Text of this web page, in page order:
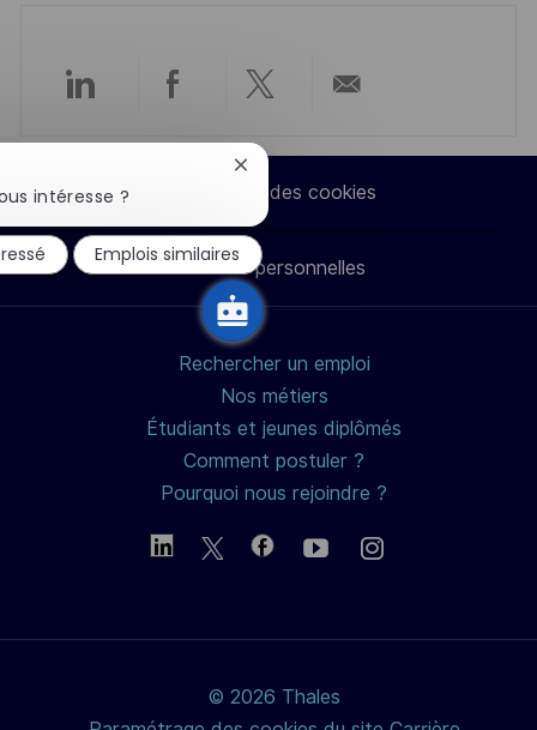
Partager
LinkedIn
Partager
Facebook
Partager
via
twitter
par
e-
mail
Paramètres des cookies
Données personnelles
Rechercher un emploi
Nos métiers
Étudiants et jeunes diplômés
Comment postuler ?
Pourquoi nous rejoindre ?
© 2026 Thales
intéresse ?
Fermer
notification
du
chatbot
Emplois similaires